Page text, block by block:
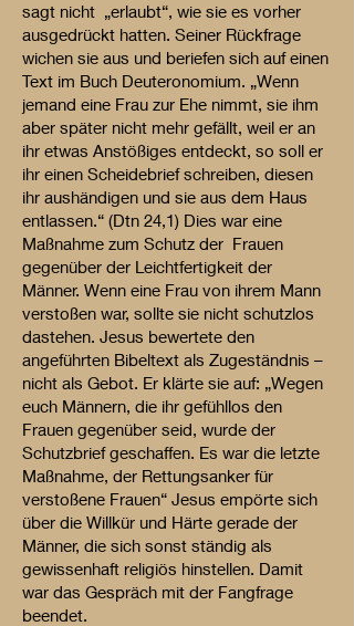
sagt nicht „erlaubt“, wie sie es vorher
ausgedrückt hatten. Seiner Rückfrage
wichen sie aus und beriefen sich auf einen
Text im Buch Deuteronomium. „Wenn
jemand eine Frau zur Ehe nimmt, sie ihm
aber später nicht mehr gefällt, weil er an
ihr etwas Anstößiges entdeckt, so soll er
ihr einen Scheidebrief schreiben, diesen
ihr aushändigen und sie aus dem Haus
entlassen.“ (Dtn 24,1) Dies war eine
Maßnahme zum Schutz der Frauen
gegenüber der Leichtfertigkeit der
Männer. Wenn eine Frau von ihrem Mann
verstoßen war, sollte sie nicht schutzlos
dastehen. Jesus bewertete den
angeführten Bibeltext als Zugeständnis –
nicht als Gebot. Er klärte sie auf: „Wegen
euch Männern, die ihr gefühllos den
Frauen gegenüber seid, wurde der
Schutzbrief geschaffen. Es war die letzte
Maßnahme, der Rettungsanker für
verstoßene Frauen“ Jesus empörte sich
über die Willkür und Härte gerade der
Männer, die sich sonst ständig als
gewissenhaft religiös hinstellen. Damit
war das Gespräch mit der Fangfrage
beendet.